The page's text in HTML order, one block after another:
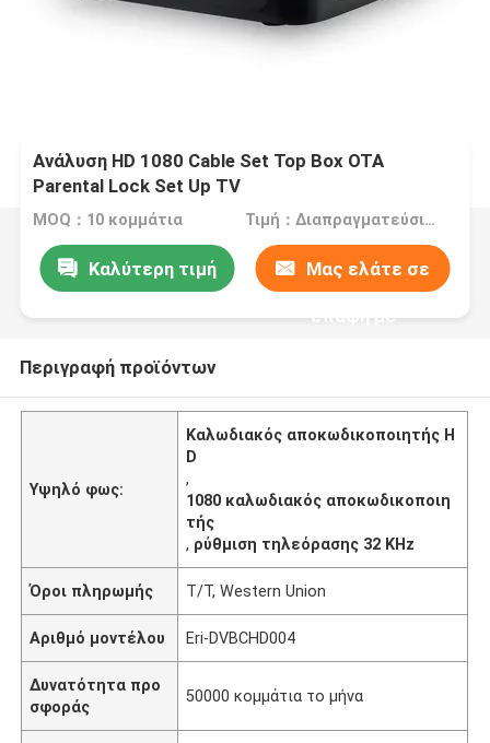
Ανάλυση HD 1080 Cable Set Top Box OTA
Parental Lock Set Up TV
MOQ：10 κομμάτια Τιμή：Διαπραγματεύσιμα
Καλύτερη τιμή Μας ελάτε σε
επαφή με
Περιγραφή προϊόντων
Υψηλό φως:
Καλωδιακός αποκωδικοποιητής H
D
,
1080 καλωδιακός αποκωδικοποιη
τής
, ρύθμιση τηλεόρασης 32 KHz
Όροι πληρωμής T/T, Western Union
Αριθμό μοντέλου Eri-DVBCHD004
Δυνατότητα προ
σφοράς
50000 κομμάτια το μήνα